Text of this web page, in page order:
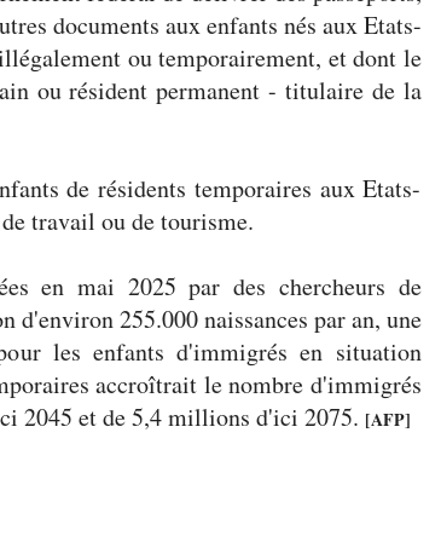
documents aux enfants nés aux Etats-
ou temporairement, et dont le
ou résident permanent - titulaire de la
de résidents temporaires aux Etats-
travail ou de tourisme.
en mai 2025 par des chercheurs de
d'environ 255.000 naissances par an, une
les enfants d'immigrés en situation
accroîtrait le nombre d'immigrés
2045 et de 5,4 millions d'ici 2075. [AFP]